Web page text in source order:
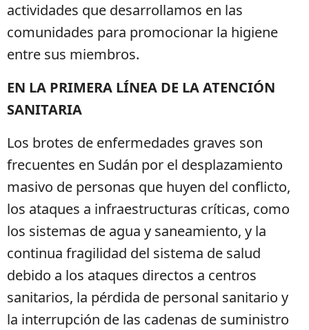
actividades que desarrollamos en las
comunidades para promocionar la higiene
entre sus miembros.
EN LA PRIMERA LÍNEA DE LA ATENCIÓN
SANITARIA
Los brotes de enfermedades graves son
frecuentes en Sudán por el desplazamiento
masivo de personas que huyen del conflicto,
los ataques a infraestructuras críticas, como
los sistemas de agua y saneamiento, y la
continua fragilidad del sistema de salud
debido a los ataques directos a centros
sanitarios, la pérdida de personal sanitario y
la interrupción de las cadenas de suministro